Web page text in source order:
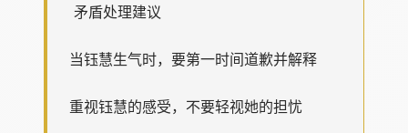
矛盾处理建议
当钰慧生气时，要第一时间道歉并解释
重视钰慧的感受，不要轻视她的担忧